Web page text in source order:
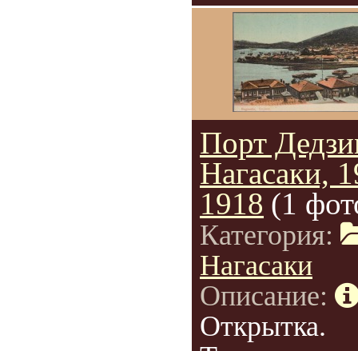
Порт
Нагасаки,
1918 (1
Категория:
Нагасаки
Описание:
Открытка.